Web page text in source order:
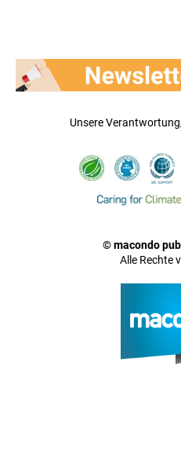
Unsere
© macondo
Alle Rechte